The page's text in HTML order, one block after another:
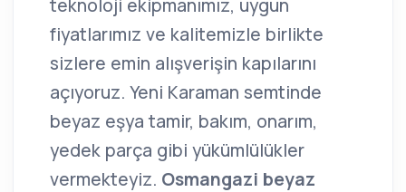
teknoloji ekipmanımız, uygun
fiyatlarımız ve kalitemizle birlikte
sizlere emin alışverişin kapılarını
açıyoruz. Yeni Karaman semtinde
beyaz eşya tamir, bakım, onarım,
yedek parça gibi yükümlülükler
vermekteyiz. Osmangazi beyaz